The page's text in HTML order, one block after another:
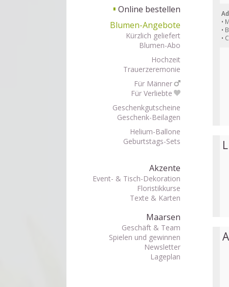
▘ Online bestellen
Blumen-Angebote
Kürzlich geliefert
Blumen-Abo
Hochzeit
Trauerzeremonie
Für Männer
Für Verliebte
Geschenkgutscheine
Geschenk-Beilagen
Helium-Ballone
Geburtstags-Sets
Akzente
Event- & Tisch-Dekoration
Floristikkurse
Texte & Karten
Maarsen
Geschäft & Team
Spielen und gewinnen
Newsletter
Lageplan
•
•
•